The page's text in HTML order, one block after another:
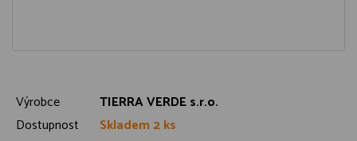
Výrobce
TIERRA VERDE s.r.o.
Dostupnost
Skladem 2 ks